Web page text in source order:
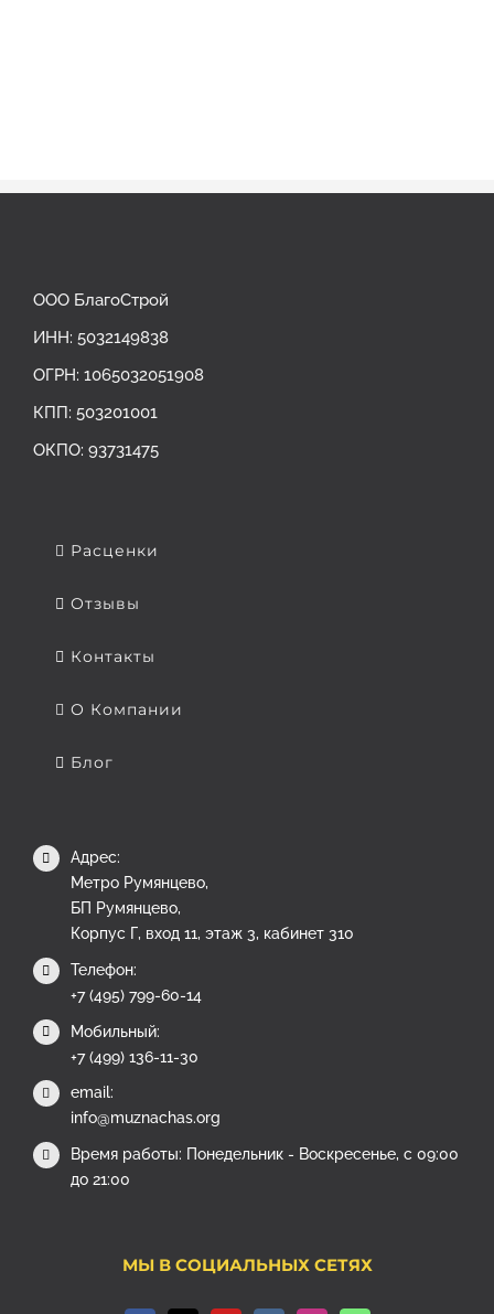
ООО БлагоСтрой
ИНН: 5032149838
ОГРН: ‎1065032051908
КПП: 503201001
ОКПО: 93731475
Расценки
Отзывы
Контакты
О Компании
Блог
Адрес:
Метро Румянцево,
БП Румянцево,
Корпус Г, вход 11, этаж 3, кабинет 310
Телефон:
+7 (495) 799-60-14
Мобильный:
+7 (499) 136-11-30
email:
info@muznachas.org
Время работы: Понедельник - Воскресенье, с 09:00
до 21:00
МЫ В СОЦИАЛЬНЫХ СЕТЯХ